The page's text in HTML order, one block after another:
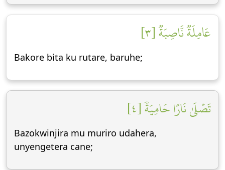
عَامِلَةٞ نَّاصِبَةٞ [٣]
Bakore bita ku rutare, baruhe;
تَصۡلَىٰ نَارًا حَامِيَةٗ [٤]
Bazokwinjira mu muriro udahera,
unyengetera cane;